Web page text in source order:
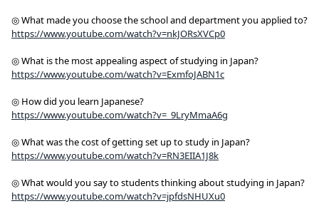
◎ What made you choose the school and department you applied to?
https://www.youtube.com/watch?v=nkJORsXVCp0
◎ What is the most appealing aspect of studying in Japan?
https://www.youtube.com/watch?v=ExmfoJABN1c
◎ How did you learn Japanese?
https://www.youtube.com/watch?v=_9LryMmaA6g
◎ What was the cost of getting set up to study in Japan?
https://www.youtube.com/watch?v=RN3EIIA1J8k
◎ What would you say to students thinking about studying in Japan?
https://www.youtube.com/watch?v=jpfdsNHUXu0